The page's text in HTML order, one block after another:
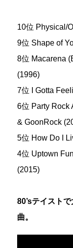
10位 Physical/
9位 Shape of
8位 Macarena
(1996)
7位 I Gotta
6位 Party Rock
& GoonRock
5位 How Do I
4位 Uptown
(2015)
80’sテイスト
曲。